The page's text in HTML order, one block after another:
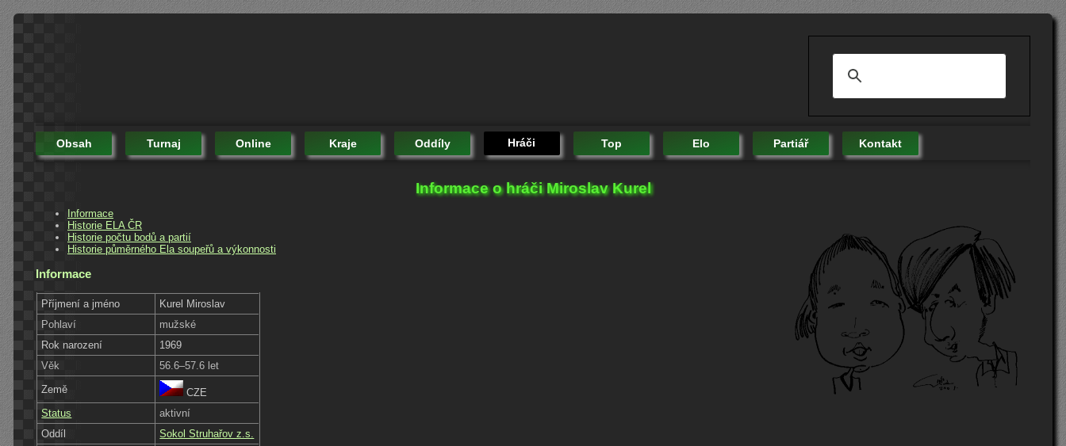
Obsah Turnaj Online Kraje Oddíly Hráči Top Elo Partiář Kontakt
Informace o hráči Miroslav Kurel
Informace
Historie ELA ČR
Historie počtu bodů a partií
Historie půměrného Ela soupeřů a výkonnosti
Informace
Příjmení a jméno
Kurel Miroslav
Pohlaví
mužské
Rok narození
1969
Věk
56.6–57.6 let
Země
CZE
Status
aktivní
Oddíl
Sokol Struhařov z.s.